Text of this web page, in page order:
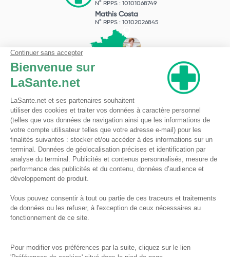
N° RPPS : 10101068749
Mathis Costa
N° RPPS : 10102026845
Pharmacie du Bizet
Licence ARS : 590009874
Licence Ordinale : 126921
49 boulevard Bizet
59650 Villeneuve d'Ascq
Contactez-nous !
Pharmacie en ligne autorisée à vendre des médicaments depuis le 17 avril 2013
Tous droits réservés